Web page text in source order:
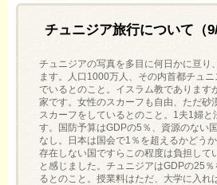
ン
チュニジア旅行について（
チュニジアの写真を多目に何日かに亘り
ます。人口1000万人、その内首都チュ
でいるとのこと。イスラム教であります
家です。女性のスカーフも自由、ただ砂
スカーフをしているとのこと。1夫1婦と
す。国防予算はGDPの5％、資源のない
なし。日本は国会で1％を超えるかどう
存在しない国ですらこの程度は負担して
と感じました。チュニジアはGDPの25
るとのこと。授業料はただ、大学に入れ